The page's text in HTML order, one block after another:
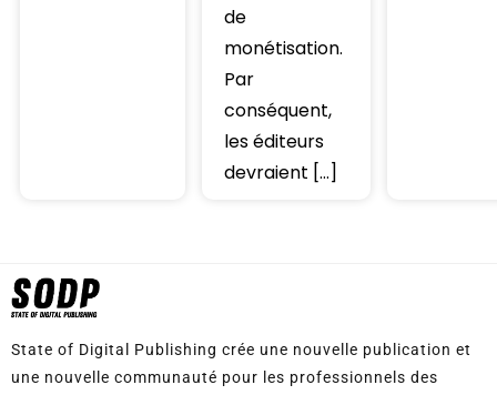
de
monétisation.
Par
conséquent,
les éditeurs
devraient […]
State of Digital Publishing crée une nouvelle publication et
une nouvelle communauté pour les professionnels des